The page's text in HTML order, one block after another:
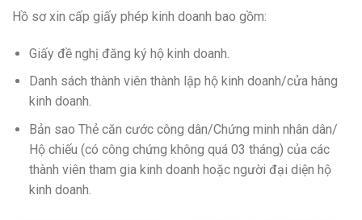
Hồ sơ xin cấp giấy phép kinh doanh bao gồm:
Giấy đề nghị đăng ký hộ kinh doanh.
Danh sách thành viên thành lập hộ kinh doanh/cửa hàng
kinh doanh.
Bản sao Thẻ căn cước công dân/Chứng minh nhân dân/
Hộ chiếu (có công chứng không quá 03 tháng) của các
thành viên tham gia kinh doanh hoặc người đại diện hộ
kinh doanh.